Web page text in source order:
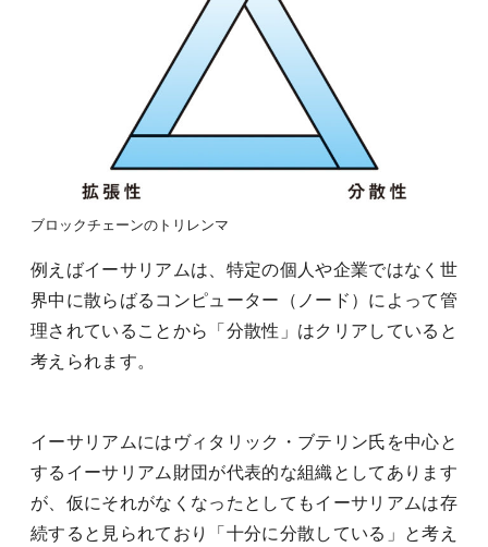
ブロックチェーンのトリレンマ
例えばイーサリアムは、特定の個人や企業ではなく世
界中に散らばるコンピューター（ノード）によって管
理されていることから「分散性」はクリアしていると
考えられます。
イーサリアムにはヴィタリック・ブテリン氏を中心と
するイーサリアム財団が代表的な組織としてあります
が、仮にそれがなくなったとしてもイーサリアムは存
続すると見られており「十分に分散している」と考え